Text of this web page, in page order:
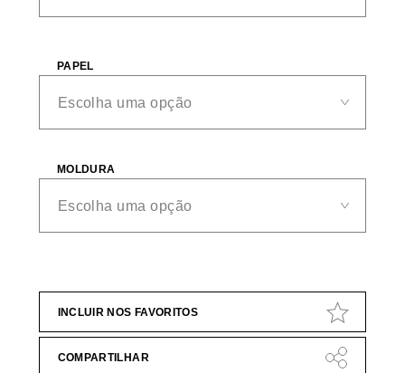
PAPEL
MOLDURA
INCLUIR NOS FAVORITOS
COMPARTILHAR